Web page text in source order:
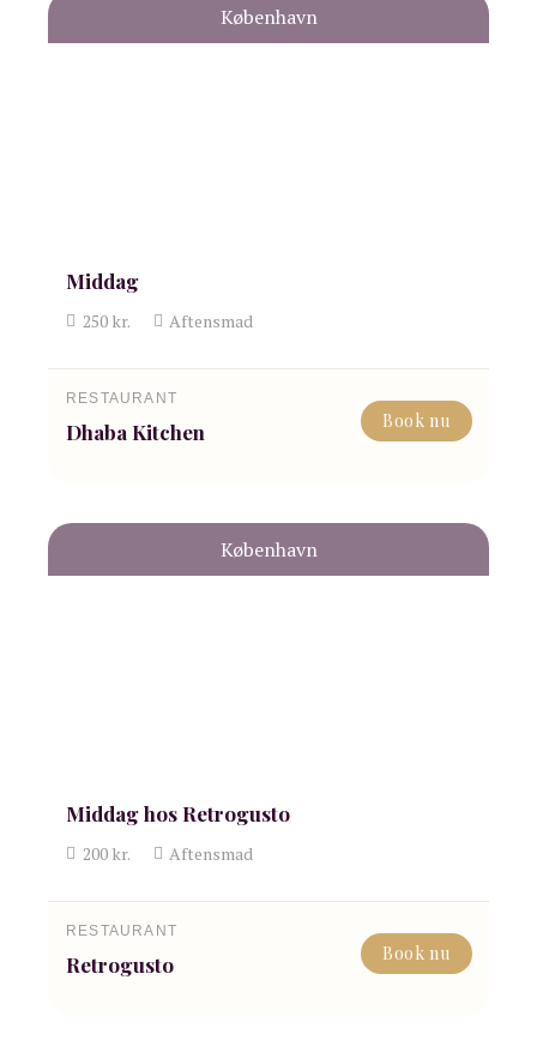
København
Middag
250kr. Aftensmad
RESTAURANT
Dhaba Kitchen Book nu
København
Middag hos Retrogusto
200kr. Aftensmad
RESTAURANT
Retrogusto Book nu